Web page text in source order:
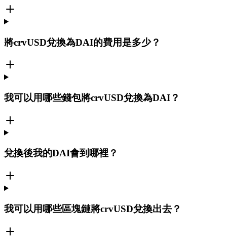
將crvUSD兌換為DAI的費用是多少？
我可以用哪些錢包將crvUSD兌換為DAI？
兌換後我的DAI會到哪裡？
我可以用哪些區塊鏈將crvUSD兌換出去？